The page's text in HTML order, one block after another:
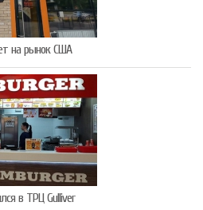
на рынок США
в ТРЦ Gulliver